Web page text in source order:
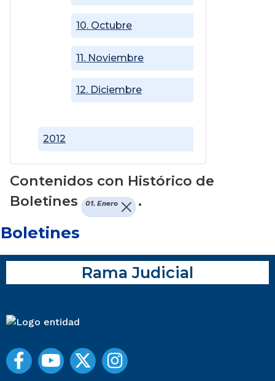
2012
10. Octubre
11. Noviembre
12. Diciembre
Contenidos con Histórico de
Boletines
01. Enero .
Boletines
Rama Judicial